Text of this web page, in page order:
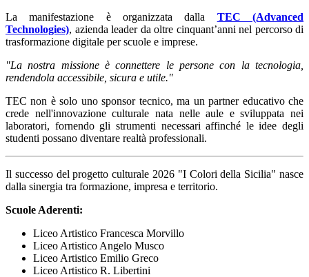
La manifestazione è organizzata dalla TEC (Advanced
Technologies), azienda leader da oltre cinquant’anni nel percorso di
trasformazione digitale per scuole e imprese.
"La nostra missione è connettere le persone con la tecnologia,
rendendola accessibile, sicura e utile."
TEC non è solo uno sponsor tecnico, ma un partner educativo che
crede nell'innovazione culturale nata nelle aule e sviluppata nei
laboratori, fornendo gli strumenti necessari affinché le idee degli
studenti possano diventare realtà professionali.
Il successo del progetto culturale 2026 "I Colori della Sicilia" nasce
dalla sinergia tra formazione, impresa e territorio.
Scuole Aderenti:
Liceo Artistico Francesca Morvillo
Liceo Artistico Angelo Musco
Liceo Artistico Emilio Greco
Liceo Artistico R. Libertini